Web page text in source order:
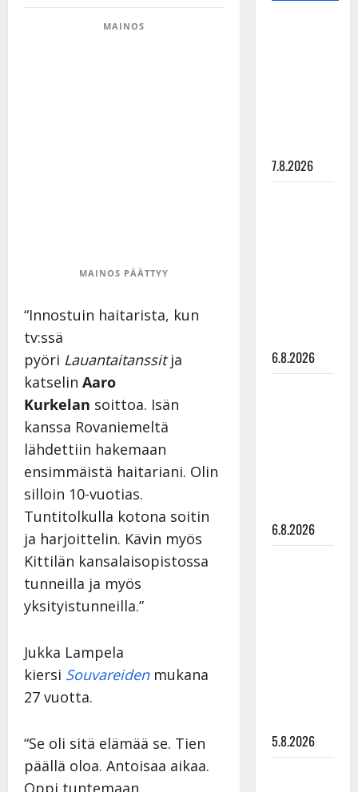
MAINOS
MAINOS PÄÄTTYY
“Innostuin haitarista, kun
tv:ssä
pyöri Lauantaitanssitja
katselin Aaro
Kurkelan soittoa. Isän
kanssa Rovaniemeltä
lähdettiin hakemaan
ensimmäistä haitariani. Olin
silloin 10-vuotias.
Tuntitolkulla kotona soitin
ja harjoittelin. Kävin myös
Kittilän kansalaisopistossa
tunneilla ja myös
yksityistunneilla.”
Jukka Lampela
kiersi Souvareidenmukana
27 vuotta.
“Se oli sitä elämää se. Tien
päällä oloa. Antoisaa aikaa.
Oppi tuntemaan
7.8.2026
6.8.2026
6.8.2026
5.8.2026